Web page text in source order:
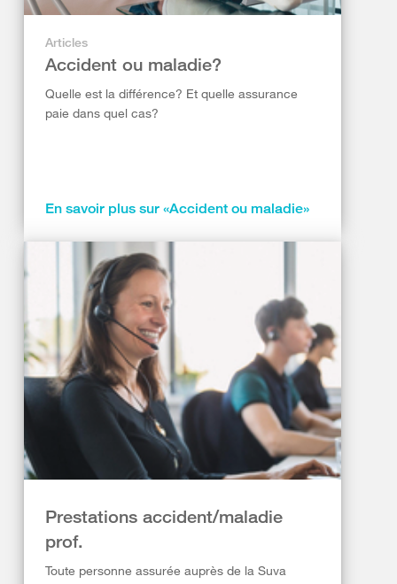
Articles
Accident ou maladie?
Quelle est la différence? Et quelle assurance
paie dans quel cas?
En savoir plus sur «Accident ou maladie»
Prestations accident/maladie
prof.
Toute personne assurée auprès de la Suva